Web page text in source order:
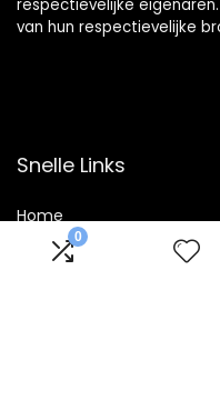
0
respectievelijke
van hun respectievelijke
Snelle Links
Home
Winkel